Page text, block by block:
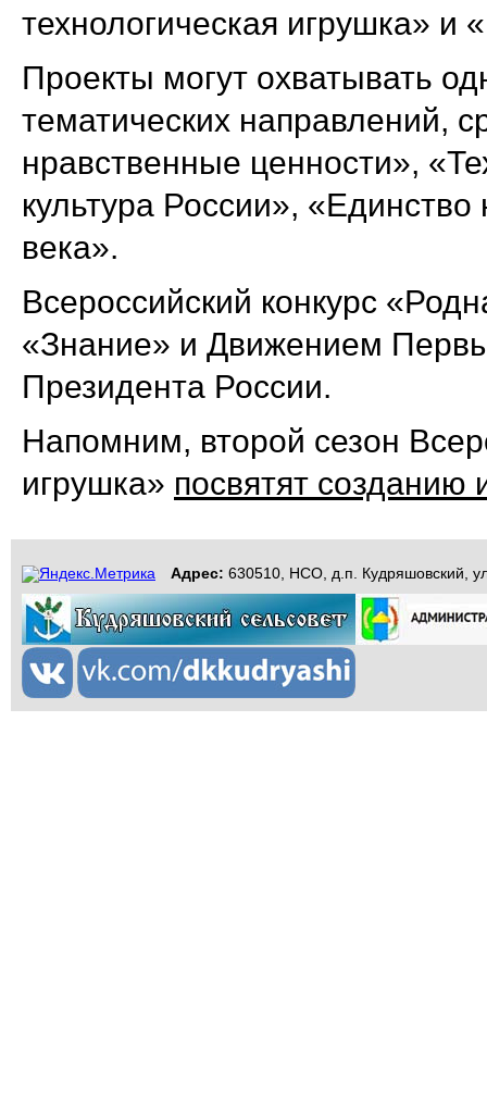
технологическая игрушка» и
Проекты могут охватывать
тематических направлений,
нравственные ценности»,
культура России»,
века».
Всероссийский конкурс
«Знание» и Движением
Президента России.
Напомним, второй сезон
игрушка» посвятят созданию
Адрес: 630510, НСО, д.п. Кудряшовский,